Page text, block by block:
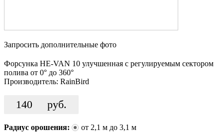
Запросить дополнительные фото
Форсунка HE-VAN 10 улучшенная с регулируемым сектором
полива от 0° до 360°
Производитель: RainBird
140 руб.
Радиус орошения:
от 2,1 м до 3,1 м